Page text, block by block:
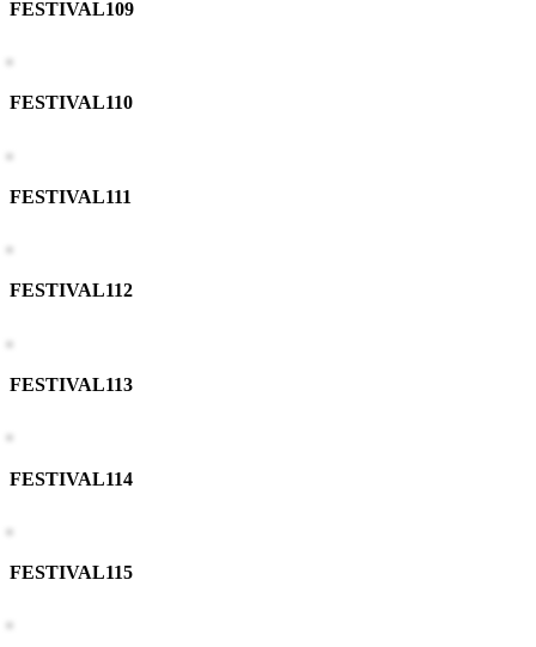
FESTIVAL109
FESTIVAL110
FESTIVAL111
FESTIVAL112
FESTIVAL113
FESTIVAL114
FESTIVAL115